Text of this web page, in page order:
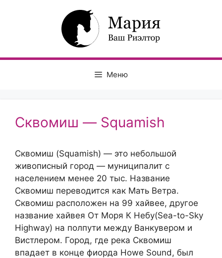
Меню
Сквомиш — Squamish
Сквомиш (Squamish) — это небольшой
живописный город — муниципалит с
населением менее 20 тыс. Название
Сквомиш переводится как Мать Ветра.
Сквомиш расположен на 99 хайвее, другое
название хайвея От Моря К Небу(Sea-to-Sky
Highway) на полпути между Ванкувером и
Вистлером. Город, где река Сквомиш
впадает в конце фиорда Howe Sound, был